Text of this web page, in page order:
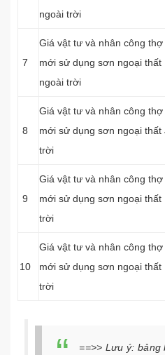
ngoài trời
7
Giá vật tư và nhân công
mới sử dụng sơn ngoại thất
ngoài trời
8
Giá vật tư và nhân công
mới sử dụng sơn ngoại thất
trời
9
Giá vật tư và nhân công
mới sử dụng sơn ngoại thất
trời
10
Giá vật tư và nhân công
mới sử dụng sơn ngoại thất
trời
==>> Lưu ý: bảng